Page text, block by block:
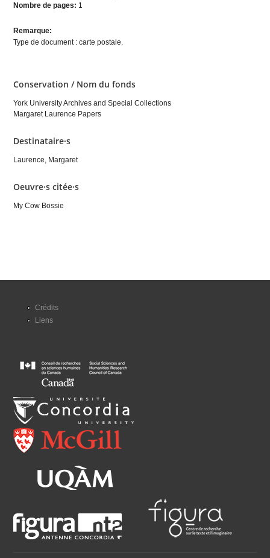
Nombre de pages: 1
Remarque:
Type de document : carte postale.
Conservation / Nom du fonds
York University Archives and Special Collections
Margaret Laurence Papers
Destinataire·s
Laurence, Margaret
Oeuvre·s citée·s
My Cow Bossie
Crédits
Liens